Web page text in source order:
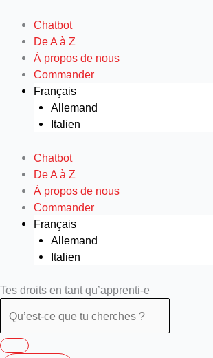
contenu
Chatbot
De A à Z
À propos de nous
Commander
Français
Allemand
Italien
Chatbot
De A à Z
À propos de nous
Commander
Français
Allemand
Italien
Tes droits en tant qu’apprenti-e
Search
Search